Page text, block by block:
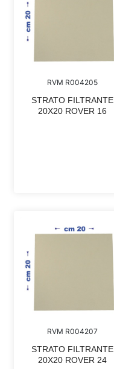
RVM R004205
STRATO FILTRANTE
20X20 ROVER 16
RVM R004207
STRATO FILTRANTE
20X20 ROVER 24